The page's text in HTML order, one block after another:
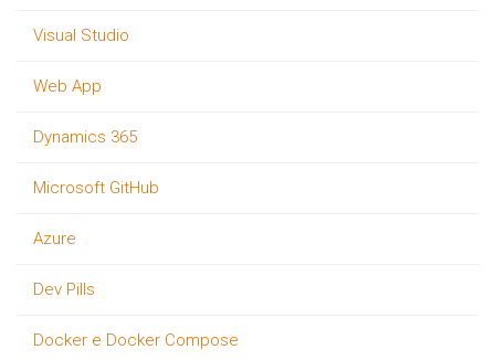
Visual Studio
Web App
Dynamics 365
Microsoft GitHub
Azure
Dev Pills
Docker e Docker Compose